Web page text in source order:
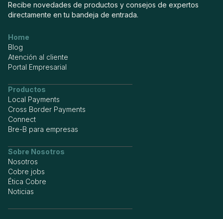
Recibe novedades de productos y consejos de expertos
directamente en tu bandeja de entrada.
Home
Blog
Atención al cliente
Portal Empresarial
Productos
Local Payments
Cross Border Payments
Connect
Bre-B para empresas
Sobre Nosotros
Nosotros
Cobre jobs
Ética Cobre
Noticias